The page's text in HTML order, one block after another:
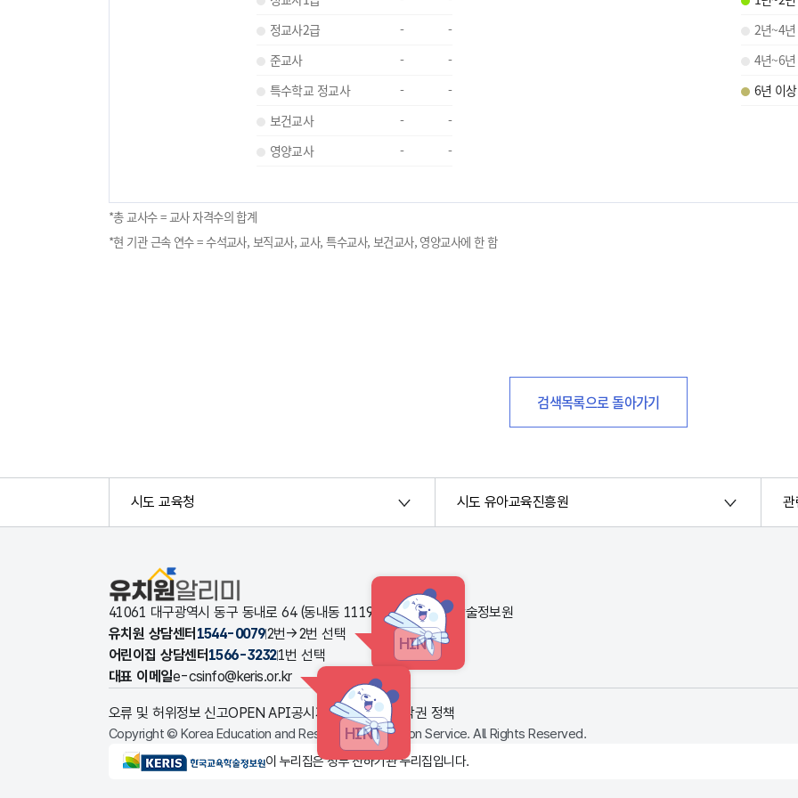
정교사2급
-
-
준교사
-
-
특수학교 정교사
-
-
보건교사
-
-
영양교사
- -
2년~4
4년~6
6년 이상
*총 교사수 = 교사 자격수의 합계
*현 기관 근속 연수 = 수석교사, 보직교사, 교사, 특수교사, 보건교사, 영양교사에 한 함
검색목록으로 돌아가기
시도 교육청 시도 유아교육진흥원
유치원알리미
41061 대구광역시 동구 동내로 64 (동내동 1119번지) 한국교육학술정보원
유치원 상담센터 1544-00792번→2번 선택
HINT
어린이집 상담센터 1566-32321번 선택
대표 이메일e-csinfo@keris.or.kr
HINT
오류 및 허위정보 신고OPEN API공시자료 다운로드저작권 정책
Copyright © Korea Education and Research Information Service. All Rights Reserved.
KERIS한국교육학술정보원이 누리집은 정부 산하기관 누리집입니다.